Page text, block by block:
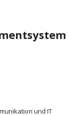
und IT